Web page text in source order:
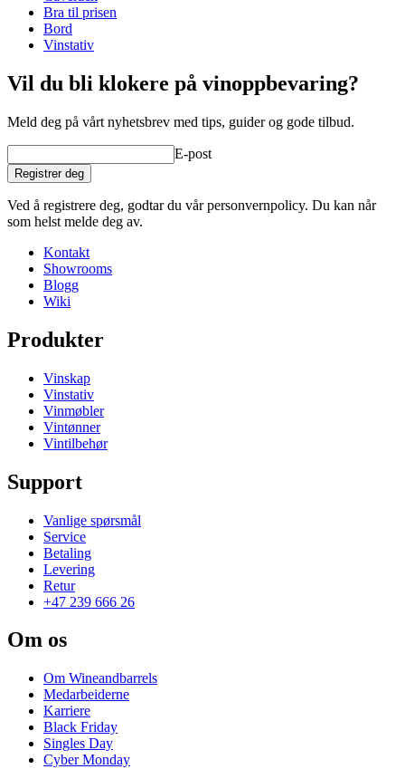
Dybde (cm)
Vekt (kg)31
wine racks
Status When Soldoutactive
Bra til prisen
Bord
Vinstativ
Vil du bli klokere på vinoppbevaring?
Meld deg på vårt nyhetsbrev med tips, guider og gode tilbud.
E-post
Registrer deg
Ved å registrere deg, godtar du vår personvernpolicy. Du kan når
som helst melde deg av.
Kontakt
Showrooms
Blogg
Wiki
Produkter
Vinskap
Vinstativ
Vinmøbler
Vintønner
Vintilbehør
Support
Vanlige spørsmål
Service
Betaling
Levering
Retur
+47 239 666 26
Om os
Om Wineandbarrels
Medarbeiderne
Karriere
Black Friday
Singles Day
Cyber Monday